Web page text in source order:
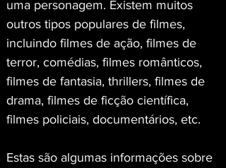
uma personagem. Existem muitos
outros tipos populares de filmes,
incluindo filmes de ação, filmes de
terror, comédias, filmes românticos,
filmes de fantasia, thrillers, filmes de
drama, filmes de ficção científica,
filmes policiais, documentários, etc.
Estas são algumas informações sobre